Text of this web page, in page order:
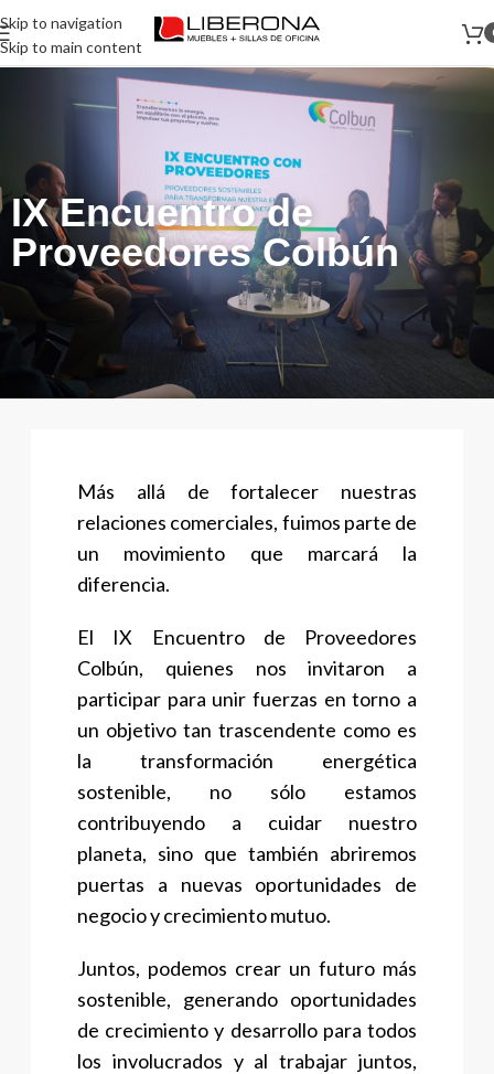
Skip to navigation
Skip to main content
IX Encuentro de
Proveedores Colbún
Más allá de fortalecer nuestras
relaciones comerciales, fuimos parte de
un movimiento que marcará la
diferencia.
El IX Encuentro de Proveedores
Colbún, quienes nos invitaron a
participar para unir fuerzas en torno a
un objetivo tan trascendente como es
la transformación energética
sostenible, no sólo estamos
contribuyendo a cuidar nuestro
planeta, sino que también abriremos
puertas a nuevas oportunidades de
negocio y crecimiento mutuo.
Juntos, podemos crear un futuro más
sostenible, generando oportunidades
de crecimiento y desarrollo para todos
los involucrados y al trabajar juntos,